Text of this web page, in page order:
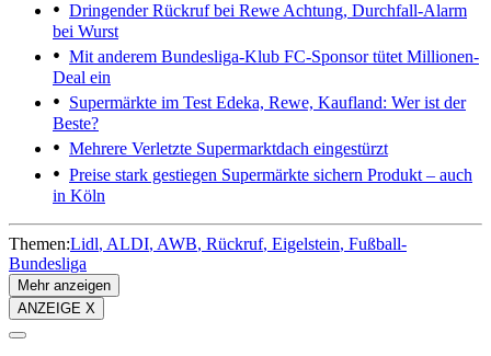
Dringender Rückruf bei Rewe Achtung, Durchfall-Alarm
bei Wurst
Mit anderem Bundesliga-Klub FC-Sponsor tütet Millionen-
Deal ein
Supermärkte im Test Edeka, Rewe, Kaufland: Wer ist der
Beste?
Mehrere Verletzte Supermarktdach eingestürzt
Preise stark gestiegen Supermärkte sichern Produkt – auch
in Köln
Themen:Lidl ALDI AWB Rückruf Eigelstein Fußball-
Bundesliga
Mehr anzeigen
ANZEIGE X